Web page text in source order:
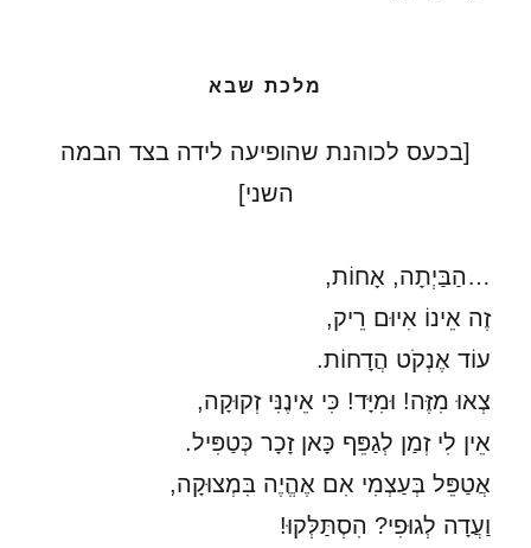
מלכת שבא
[בכעס לכוהנת שהופיעה לידה בצד הבמה
השני]
…הַבַּיְתָה, אָחוֹת,
זֶה אֵינוֹ אִיוּם רֵיק,
עוֹד אֶנְקֹט הֲדָחוֹת.
צְאוּ מִזֶּה! וּמִיָּד! כִּי אֵינֶנִּי זְקוּקָה,
אֵין לִי זְמַן לְגַפֵּף כָּאן זָכָר כְּטַפִּיל.
אֲטַפֵּל בְּעַצְמִי אִם אֶהֱיֶה בִּמְצוּקָה,
וַעֲדָה לְגוּפִי? הִסְתַּלְּקוּ!